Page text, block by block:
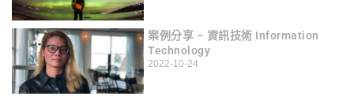
案例分享 – 資訊技術 Information
Technology
2022-10-24